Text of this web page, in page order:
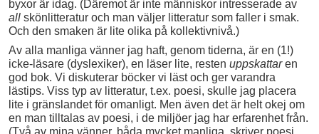
byxor är idag. (Däremot är inte människor intresserade av
all skönlitteratur och man väljer litteratur som faller i smak.
Och den smaken är lite olika på kollektivnivå.)
Av alla manliga vänner jag haft, genom tiderna, är en (1!)
icke-läsare (dyslexiker), en läser lite, resten uppskattaren
god bok. Vi diskuterar böcker vi läst och ger varandra
lästips. Viss typ av litteratur, t.ex. poesi, skulle jag placera
lite i gränslandet för omanligt. Men även det är helt okej om
en man tilltalas av poesi, i de miljöer jag har erfarenhet från.
(Två av mina vänner, båda mycket manliga, skriver poesi,